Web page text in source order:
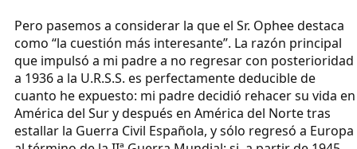
Pero pasemos a considerar la que el Sr. Ophee destaca
como “la cuestión más interesante”. La razón principal
que impulsó a mi padre a no regresar con posterioridad
a 1936 a la U.R.S.S. es perfectamente deducible de
cuanto he expuesto: mi padre decidió rehacer su vida en
América del Sur y después en América del Norte tras
estallar la Guerra Civil Española, y sólo regresó a Europa